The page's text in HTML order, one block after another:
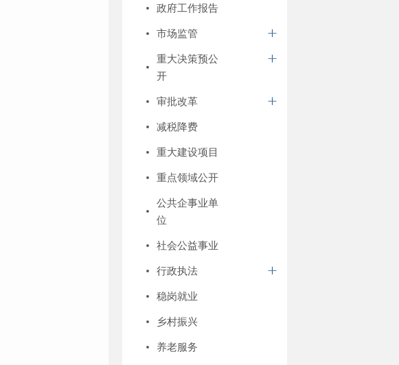
政府工作报告
市场监管
重大决策预公
开
审批改革
减税降费
重大建设项目
重点领域公开
公共企事业单
位
社会公益事业
行政执法
稳岗就业
乡村振兴
养老服务